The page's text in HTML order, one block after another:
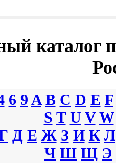
каталог
6 9 A B C D E F
S T U V W
Д Е Ж З И К Л
Ч Ш Щ Э